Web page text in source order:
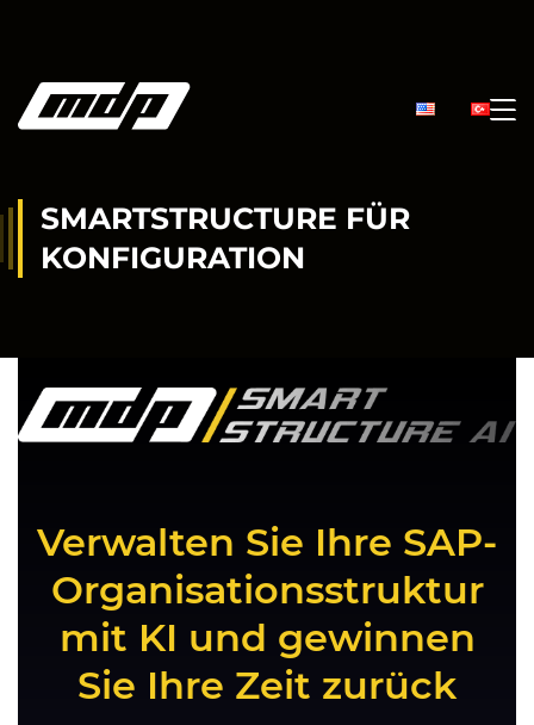
SMARTSTRUCTURE FÜR
KONFIGURATION
Verwalten Sie Ihre SAP-
Organisationsstruktur
mit KI und gewinnen
Sie Ihre Zeit zurück